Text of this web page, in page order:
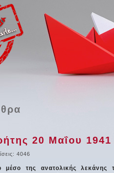
20 Μαΐου 1941
4046
μέσο της ανατολικής